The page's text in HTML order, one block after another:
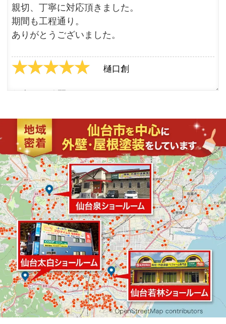
親切、丁寧に対応頂きました。
期間も工程通り。
ありがとうございました。
★★★★★
★★★★★ 樋口創
す！
★★★★★
★★★★★ 河端昌美
鬼社長、職人の皆様ありがとうございます
★★★★★
★★★★★ H T
この度外壁塗装を依頼しました。
丁寧さは勿論の事、１月で外壁塗装を終えていた
だくスピーディさもあり、とても良い結果になり
ました。
合間合間に進行状況の説明も加えていただき、疑
問点の解消にも時間をとっていただいたことで、
もっと見る